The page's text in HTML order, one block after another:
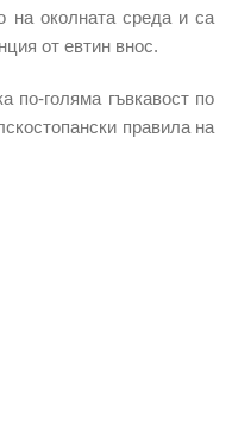
на околната среда и са
от евтин внос.
по-голяма гъвкавост по
правила на